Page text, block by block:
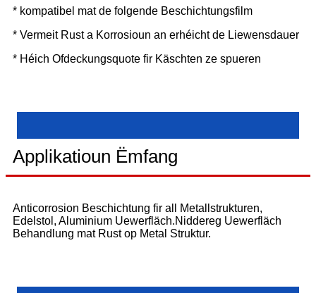
* kompatibel mat de folgende Beschichtungsfilm
* Vermeit Rust a Korrosioun an erhéicht de Liewensdauer
* Héich Ofdeckungsquote fir Käschten ze spueren
Applikatioun Ëmfang
Anticorrosion Beschichtung fir all Metallstrukturen,
Edelstol, Aluminium Uewerfläch.Niddereg Uewerfläch
Behandlung mat Rust op Metal Struktur.